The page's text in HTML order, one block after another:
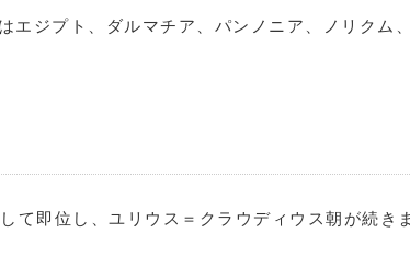
ジプト、ダルマチア、パンノニア、ノリクム
て即位し、ユリウス＝クラウディウス朝が続き